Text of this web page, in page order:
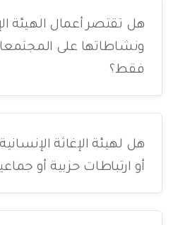
هل تقتصر أعمال الهيئة
ونشاطاتها على
فقط؟
أو ارتباطات حزبية أو